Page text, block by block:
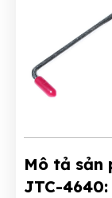
Mô tả sản
JTC-4640: